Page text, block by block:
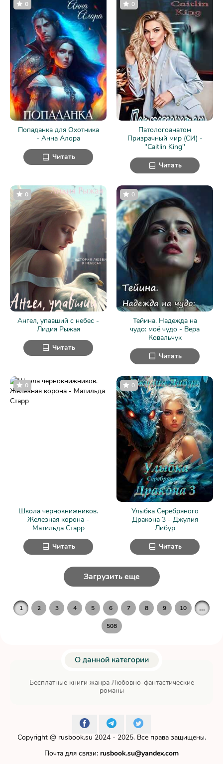
Попаданка для Охотника
- Анна Алора
0
Читать
Патологоанатом
Призрачный мир (СИ) -
"Caitlin King"
0
Читать
Ангел, упавший с небес -
Лидия Рыжая
0
Читать
Тейина. Надежда на
чудо: моё чудо - Вера
Ковальчук
0
Читать
Школа чернокнижников.
Железная корона -
Матильда Старр
0
Читать
Улыбка Серебряного
Дракона 3 - Джулия
Либур
0
Читать
Загрузить еще
1 2 3 4 5 6 7 8 9 10 ...
508
О данной категории
Бесплатные книги жанра Любовно-фантастические
романы
Copyright @ rusbook.su 2024 - 2025. Все права защищены.
Почта для связи: rusbook.su@yandex.com